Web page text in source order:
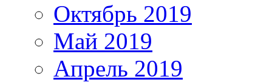
Октябрь 2019
Май 2019
Апрель 2019